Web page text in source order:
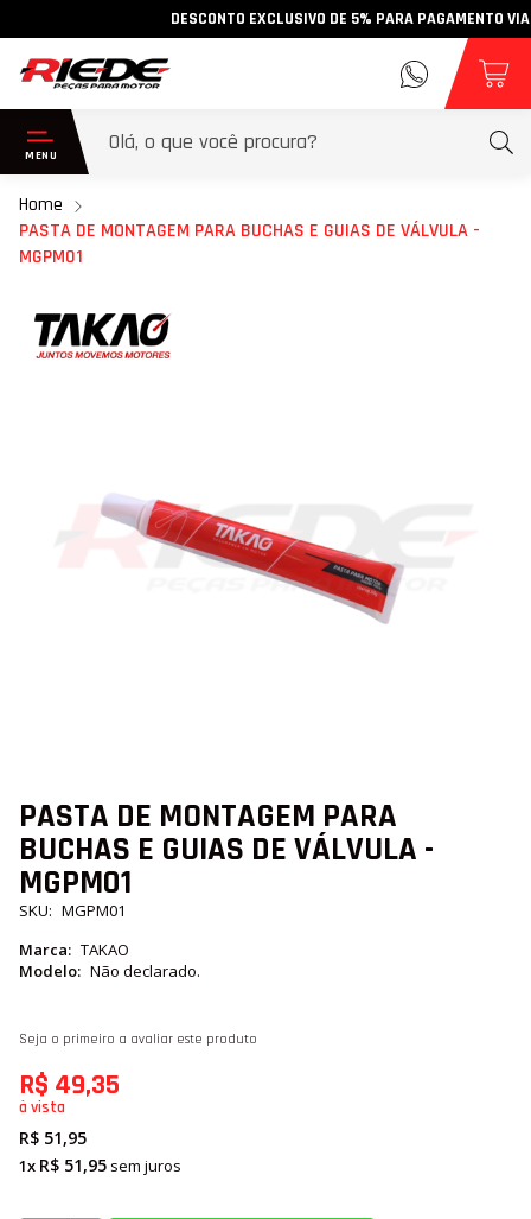
DESCONTO EXCLUSIVO DE 5% PARA PAGAMENTO VIA
Home
PASTA DE MONTAGEM PARA BUCHAS E GUIAS DE VÁLVULA -
MGPM01
para
para
o
início
da
Galeria
imagens
PASTA DE MONTAGEM PARA
BUCHAS E GUIAS DE VÁLVULA -
MGPM01
SKU
MGPM01
Marca
TAKAO
Modelo
Não declarado.
Seja o primeiro a avaliar este produto
R$ 51,95
R$ 49,35
à vista
1x R$ 51,95 sem juros